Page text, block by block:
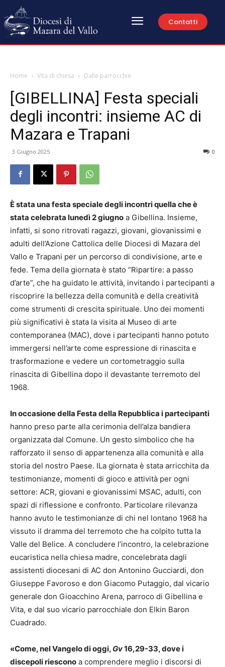
Contatti
Home Vita di chiesa Dalle parrocchie
[GIBELLINA] Festa speciali
degli incontri: insieme AC di
Mazara e Trapani
3 Giugno 2025 0
È stata una festa speciale degli incontri quella che è
stata celebrata lunedì 2 giugno a Gibellina. Insieme,
infatti, si sono ritrovati ragazzi, giovani, giovanissimi e
adulti dell’Azione Cattolica delle Diocesi di Mazara del
Vallo e Trapani per un percorso di condivisione, arte e
fede. Tema della giornata è stato “Ripartire: a passo
d’arte”, che ha guidato le attività, invitando i partecipanti a
riscoprire la bellezza della comunità e della creatività
come strumenti di crescita spirituale. Uno dei momenti
più significativi è stata la visita al Museo di arte
contemporanea (MAC), dove i partecipanti hanno potuto
immergersi nell’arte come espressione di rinascita e
trasformazione e vedere un cortometraggio sulla
rinascita di Gibellina dopo il devastante terremoto del
1968.
In occasione della Festa della Repubblica i partecipanti
hanno preso parte alla cerimonia dell’alza bandiera
organizzata dal Comune. Un gesto simbolico che ha
rafforzato il senso di appartenenza alla comunità e alla
storia del nostro Paese. ILa giornata è stata arricchita da
testimonianze, momenti di gioco e attività per ogni
settore: ACR, giovani e giovanissimi MSAC, adulti, con
spazi di riflessione e confronto. Particolare rilevanza
hanno avuto le testimonianze di chi nel lontano 1968 ha
vissuto il dramma del terremoto che ha colpito tutta la
Valle del Belice. A concludere l’incontro, la celebrazione
eucaristica nella chiesa madre, concelebrata dagli
assistenti diocesani di AC don Antonino Gucciardi, don
Giuseppe Favoroso e don Giacomo Putaggio, dal vicario
generale don Gioacchino Arena, parroco di Gibellina e
Vita, e dal suo vicario parrocchiale don Elkin Baron
Cuadrado.
«Come, nel Vangelo di oggi, Gv16,29-33, dove i
discepoli riescono a comprendere meglio i discorsi di